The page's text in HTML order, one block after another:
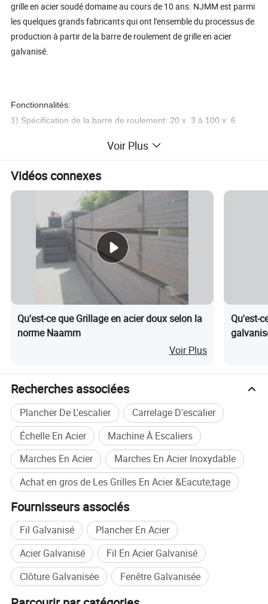
grille en acier soudé domaine au cours de 10 ans. NJMM est parmi
les quelques grands fabricants qui ont l'ensemble du processus de
production à partir de la barre de roulement de grille en acier
galvanisé.
Fonctionnalités:
1) Spécification de la barre de roulement: 20 x 3 à 100 x 6
2) Barre de roulement Hauteur: 12, 5, 15, 30, 40, 60 mm etc,
60mm sont recommandées
recommandées
4) Matériau: Acier doux ou en acier inoxydable
5) Traitement de surface: Non traitée, peints ou galvanisé à
chaud
6) Acier grincement Normes:
B) USA: ANSI / NAAMM (MBG531-88)
C4592-1987) UK: BS
D) de l'Australie: Comme1657-1985
Contact: Mme Rebecca
Voir Plus
Vidéos connexes
Qu'est-ce que Grillage en acier doux selon la
norme Naamm
Voir Plus
Qu'est-
Recherches associées
Plancher De L'escalier
Carrelage D'escalier
Échelle En Acier
Machine À Escaliers
Marches En Acier
Marches En Acier Inoxydable
Achat en gros de Les Grilles En Acier &Eacute;tage
Fournisseurs associés
Fil Galvanisé
Plancher En Acier
Acier Galvanisé
Fil En Acier Galvanisé
Clôture Galvanisée
Fenêtre Galvanisée